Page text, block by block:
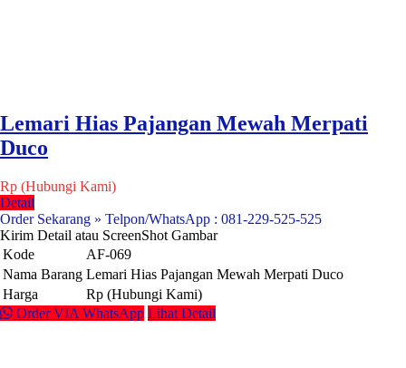
Lemari Hias Pajangan Mewah Merpati
Duco
Rp (Hubungi Kami)
Detail
Order Sekarang » Telpon/WhatsApp : 081-229-525-525
Kirim Detail atau ScreenShot Gambar
Kode
AF-069
Nama Barang Lemari Hias Pajangan Mewah Merpati Duco
Harga
Rp (Hubungi Kami)
Order VIA WhatsApp Lihat Detail